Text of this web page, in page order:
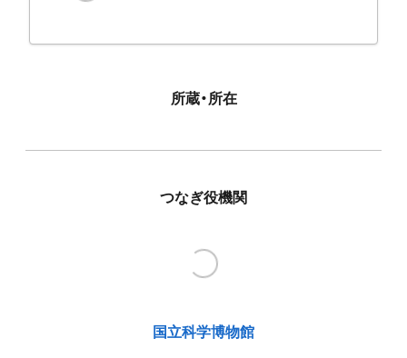
所蔵・所在
つなぎ役機関
国立科学博物館